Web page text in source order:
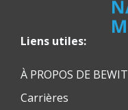
Liens utiles:
À PROPOS DE BEWIT
Carrières